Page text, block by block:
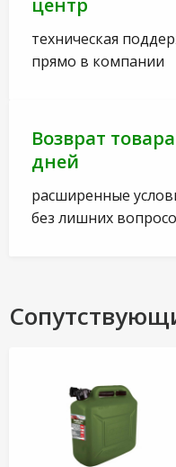
центр
техническая
прямо в компании
Возврат
дней
расширенные
без лишних